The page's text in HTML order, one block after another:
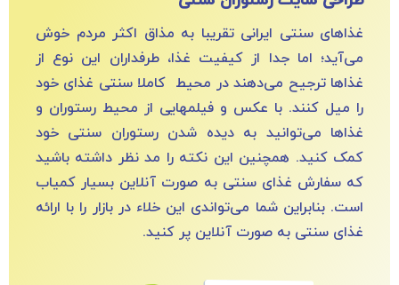
غذاهای سنتی ایرانی تقریبا به مذاق اکثر مردم خوش
می‌آید؛ اما جدا از کیفیت غذا، طرفداران این نوع از
غذاها ترجیح می‌دهند در محیط کاملا سنتی غذای خود
را میل کنند. با عکس و فیلم‎هایی از محیط رستوران و
غذاها می‌توانید به دیده شدن رستوران سنتی خود
کمک کنید. همچنین این نکته را مد نظر داشته باشید
که سفارش غذای سنتی به صورت آنلاین بسیار کمیاب
است. بنابراین شما می‌تواندی این خلاء در بازار را با ارائه
غذای سنتی به صورت آنلاین پر کنید.